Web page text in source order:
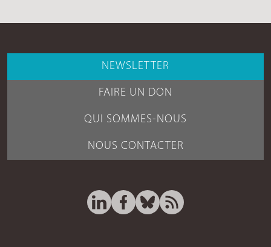
NEWSLETTER
FAIRE UN DON
QUI SOMMES-NOUS
NOUS CONTACTER